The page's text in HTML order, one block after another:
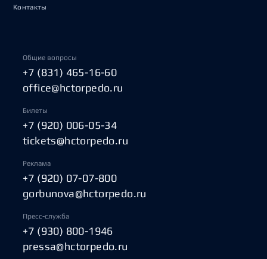
Контакты
Общие вопросы
+7 (831) 465-16-60
office@hctorpedo.ru
Билеты
+7 (920) 006-05-34
tickets@hctorpedo.ru
Реклама
+7 (920) 07-07-800
gorbunova@hctorpedo.ru
Пресс-служба
+7 (930) 800-1946
pressa@hctorpedo.ru